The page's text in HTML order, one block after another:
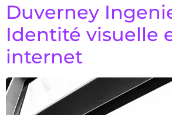
Duverney
Identité visuelle
internet